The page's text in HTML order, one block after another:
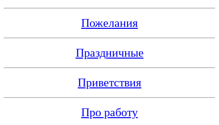
Пожелания
Праздничные
Приветствия
Про работу